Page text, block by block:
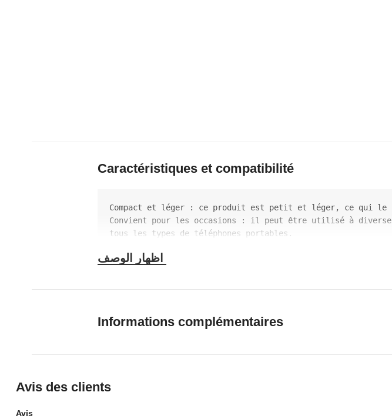
Caractéristiques et compatibilité
Compact et léger : ce produit est petit et léger, ce qui le
Convient pour les occasions : il peut être utilisé à
tous les types de téléphones portables.
l'alimentation.
Informations complémentaires
Avis des clients
Avis